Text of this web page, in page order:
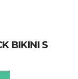
BIKINI S